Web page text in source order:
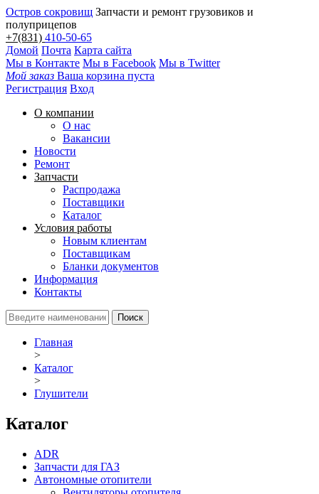
Остров сокровищ Запчасти и ремонт грузовиков и
полуприцепов
+7(831) 410-50-65
Домой Почта Карта сайта
Мы в Контакте Мы в Facebook Мы в Twitter
Мой заказ Ваша корзина пуста
Регистрация Вход
О компании
О нас
Вакансии
Новости
Ремонт
Запчасти
Распродажа
Поставщики
Каталог
Условия работы
Новым клиентам
Поставщикам
Бланки документов
Информация
Контакты
Главная
>
Каталог
>
Глушители
Каталог
ADR
Запчасти для ГАЗ
Автономные отопители